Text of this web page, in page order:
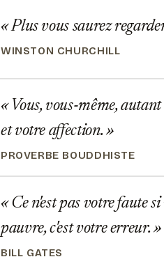
Plus vous saurez
WINSTON CHURCHILL
Vous, vous-même,
et votre affection.
PROVERBE BOUDDHISTE
Ce n'est pas votre faute
pauvre, c'est votre erreur.
BILL GATES